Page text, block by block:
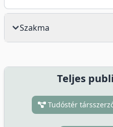
Szakma
Teljes
Tudóstér